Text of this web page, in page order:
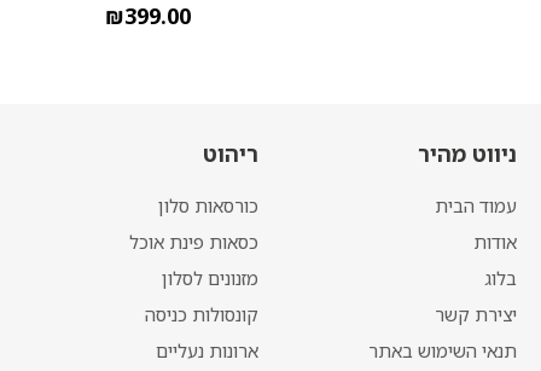
₪399.00
ניווט מהיר
עמוד הבית
אודות
בלוג
יצירת קשר
תנאי השימוש באתר
ריהוט
כורסאות סלון
כסאות פינת אוכל
מזנונים לסלון
קונסולות כניסה
ארונות נעליים